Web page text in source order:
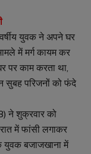
युवक ने अपने घर
में मर्ग कायम कर
पर काम करता था,
सुबह परिजनों को फंदे
ने शुक्रवार को
में फांसी लगाकर
युवक बजाजखाना में